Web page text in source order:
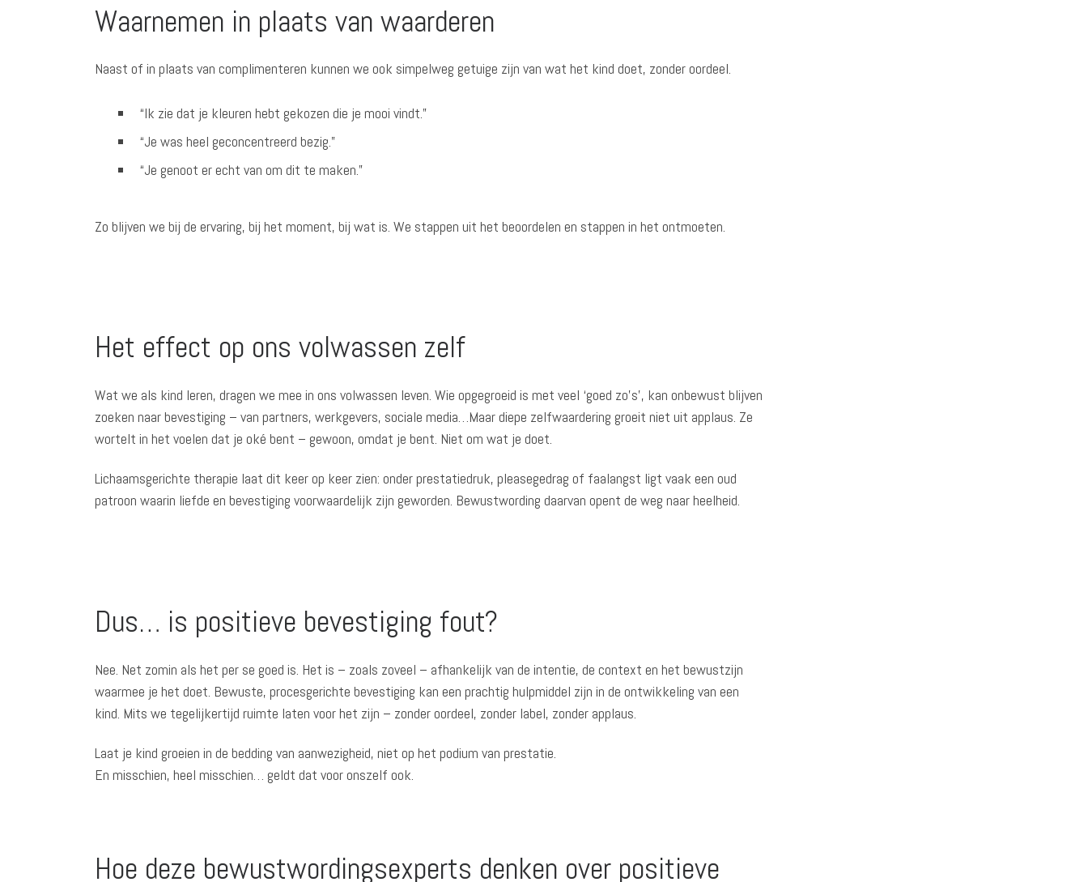
Waarnemen in plaats van waarderen
Naast of in plaats van complimenteren kunnen we ook simpelweg getuige zijn van wat het kind doet, zonder oordeel.
“Ik zie dat je kleuren hebt gekozen die je mooi vindt.”
“Je was heel geconcentreerd bezig.”
“Je genoot er echt van om dit te maken.”
Zo blijven we bij de ervaring, bij het moment, bij wat is. We stappen uit het beoordelen en stappen in het ontmoeten.
Het effect op ons volwassen zelf
Wat we als kind leren, dragen we mee in ons volwassen leven. Wie opgegroeid is met veel ‘goed zo’s’, kan onbewust blijven
zoeken naar bevestiging – van partners, werkgevers, sociale media…Maar diepe zelfwaardering groeit niet uit applaus. Ze
wortelt in het voelen dat je oké bent – gewoon, omdat je bent. Niet om wat je doet.
Lichaamsgerichte therapie laat dit keer op keer zien: onder prestatiedruk, pleasegedrag of faalangst ligt vaak een oud
patroon waarin liefde en bevestiging voorwaardelijk zijn geworden. Bewustwording daarvan opent de weg naar heelheid.
Dus… is positieve bevestiging fout?
Nee. Net zomin als het per se goed is. Het is – zoals zoveel – afhankelijk van de intentie, de context en het bewustzijn
waarmee je het doet. Bewuste, procesgerichte bevestiging kan een prachtig hulpmiddel zijn in de ontwikkeling van een
kind. Mits we tegelijkertijd ruimte laten voor het zijn – zonder oordeel, zonder label, zonder applaus.
Laat je kind groeien in de bedding van aanwezigheid, niet op het podium van prestatie.
En misschien, heel misschien… geldt dat voor onszelf ook.
Hoe deze bewustwordingsexperts denken over positieve